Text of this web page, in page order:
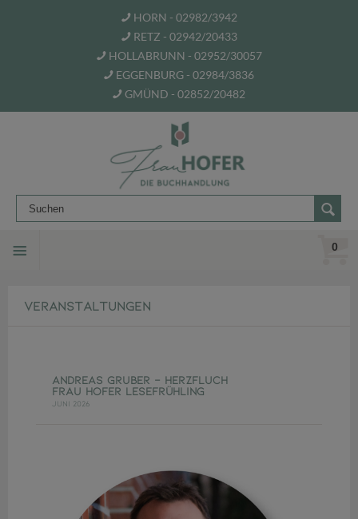
HORN - 02982/3942
RETZ - 02942/20433
HOLLABRUNN - 02952/30057
EGGENBURG - 02984/3836
GMÜND - 02852/20482
0
VERANSTALTUNGEN
ANDREAS GRUBER - HERZFLUCH
FRAU HOFER LESEFRÜHLING
Juni 2026